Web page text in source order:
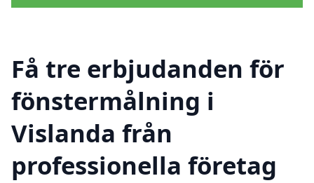
Få tre erbjudanden för
fönstermålning i
Vislanda från
professionella företag